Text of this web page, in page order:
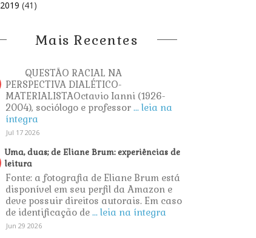
2019 (41)
Mais Recentes
QUESTÃO RACIAL NA
PERSPECTIVA DIALÉTICO-
MATERIALISTAOctavio Ianni (1926-
2004), sociólogo e professor ... leia na
íntegra
Jul 17 2026
Uma, duas; de Eliane Brum: experiências de
leitura
Fonte: a fotografia de Eliane Brum está
disponível em seu perfil da Amazon e
deve possuir direitos autorais. Em caso
de identificação de ... leia na íntegra
Jun 29 2026